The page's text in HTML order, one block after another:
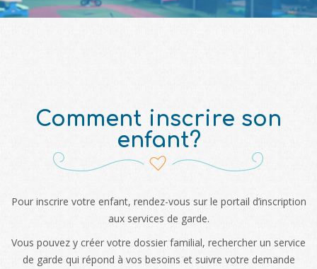
Comment inscrire son
enfant?
Pour inscrire votre enfant, rendez-vous sur le portail d’inscription
aux services de garde.
Vous pouvez y créer votre dossier familial, rechercher un service
de garde qui répond à vos besoins et suivre votre demande